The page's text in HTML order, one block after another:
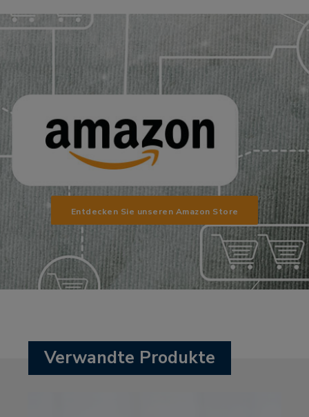
Entdecken Sie unseren Amazon Store
Verwandte Produkte